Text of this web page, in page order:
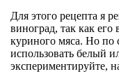
Для этого рецепта я
виноград, так как
куриного мяса. Но
использовать белый
экспериментируйте,